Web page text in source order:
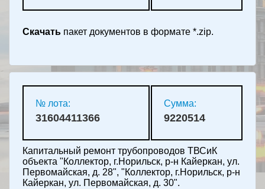
Скачать пакет документов в формате *.zip.
№ лота:
31604411366
Сумма:
9220514
Капитальный ремонт трубопроводов ТВСиК
объекта "Коллектор, г.Норильск, р-н Кайеркан, ул.
Первомайская, д. 28", "Коллектор, г.Норильск, р-н
Кайеркан, ул. Первомайская, д. 30".